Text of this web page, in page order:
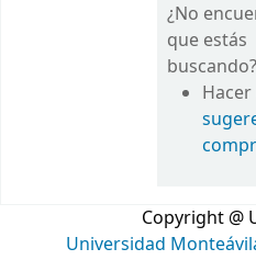
¿No
que estás
buscando?
Copyright @
Universidad